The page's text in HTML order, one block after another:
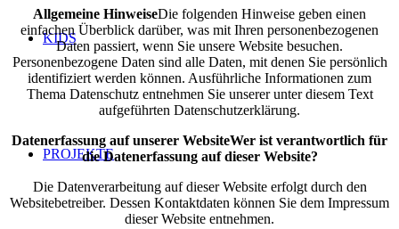
KIDS
PROJEKTE
Allgemeine HinweiseDie folgenden Hinweise geben einen
einfachen Überblick darüber, was mit Ihren personenbezogenen
Daten passiert, wenn Sie unsere Website besuchen.
Personenbezogene Daten sind alle Daten, mit denen Sie persönlich
identifiziert werden können. Ausführliche Informationen zum
Thema Datenschutz entnehmen Sie unserer unter diesem Text
aufgeführten Datenschutzerklärung.
Datenerfassung auf unserer WebsiteWer ist verantwortlich für
die Datenerfassung auf dieser Website?
Die Datenverarbeitung auf dieser Website erfolgt durch den
Websitebetreiber. Dessen Kontaktdaten können Sie dem Impressum
dieser Website entnehmen.